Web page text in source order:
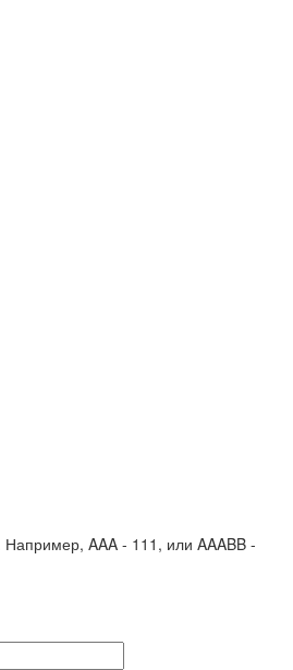
Например, AAA - 111 , или AAABB -